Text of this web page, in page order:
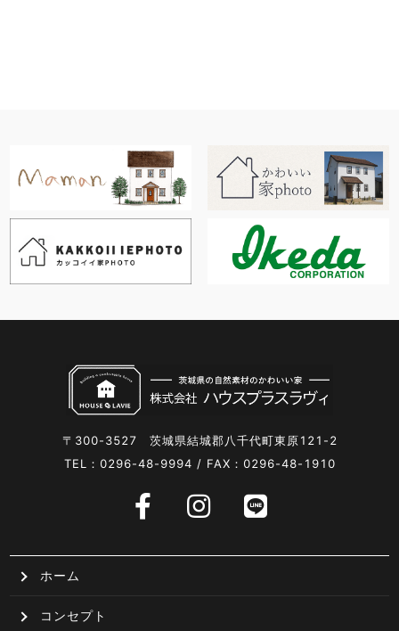
〒300-3527 茨城県結城郡八千代町東原121-2
TEL：0296-48-9994 / FAX：0296-48-1910
ホーム
コンセプト